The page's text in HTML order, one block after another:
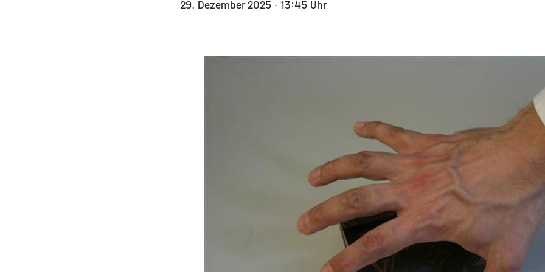
29. Dezember 2025 · 13:45 Uhr